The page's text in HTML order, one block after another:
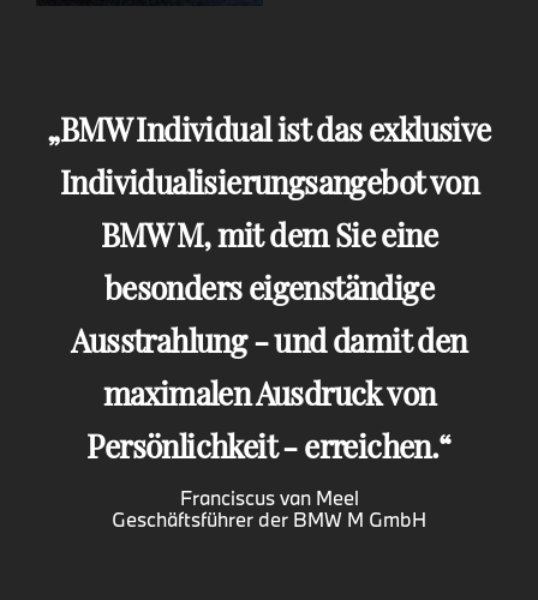
BMW Individual ist das exklusive
Individualisierungsangebot von
BMW M, mit dem Sie eine
besonders eigenständige
Ausstrahlung - und damit den
maximalen Ausdruck von
Persönlichkeit - erreichen.
Franciscus van Meel
Geschäftsführer der BMW M GmbH